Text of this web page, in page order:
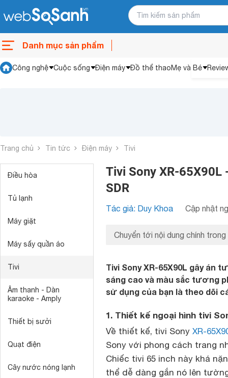
Danh mục sản phẩm
Công nghệ Cuộc sống Điện máy Đồ thể thaoMẹ và Bé
Trang chủ Tin tức Điện máy Tivi
Điều hòa
Tủ lạnh
Máy giặt
Máy sấy quần áo
Tivi
Âm thanh - Dàn
karaoke - Amply
Thiết bị sưởi
Quạt điện
Cây nước nóng lạnh
Tivi Sony XR-65X90L
SDR
Tác giả: Duy Khoa Cập nhật
Chuyển tới nội dung chính trong
Tivi Sony XR-65X90L gây án
sáng cao và màu sắc tương
sử dụng của bạn là theo dõi
1. Thiết kế ngoại hình tivi
Về thiết kế, tivi Sony XR-
Sony với phong cách trang
Chiếc tivi 65 inch này khá
thể dễ dàng gắn nó lên